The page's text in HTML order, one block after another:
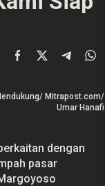
Mitrapost.com/
Umar Hanafi
dengan
pasar